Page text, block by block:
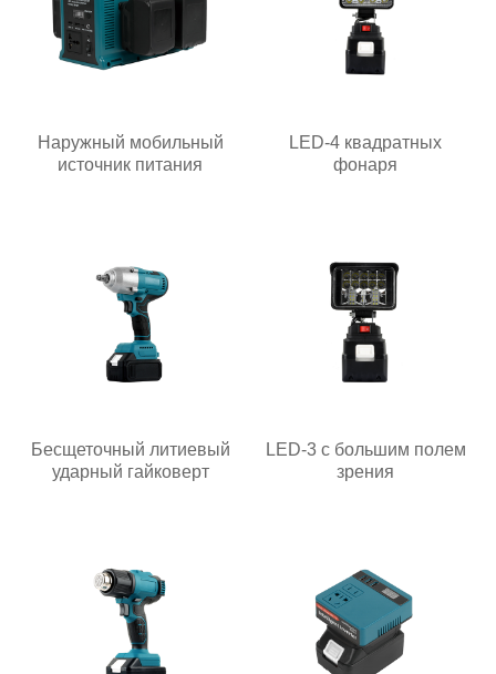
Наружный мобильный
источник питания
LED-4 квадратных
фонаря
Бесщеточный литиевый
ударный гайковерт
LED-3 с большим полем
зрения